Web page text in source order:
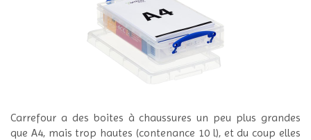
Carrefour a des boites à chaussures un peu plus grandes
que A4, mais trop hautes (contenance 10 l), et du coup elles